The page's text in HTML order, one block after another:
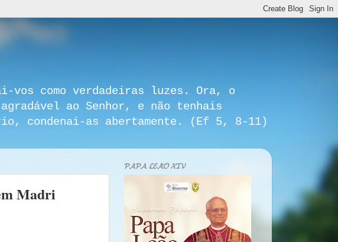
vos como verdadeiras luzes. Ora, o
ao Senhor, e não tenhais
condenai-as abertamente. (Ef 5, 8-11)
Madri
𝓟𝓐𝓟𝓐 𝓛𝓔𝓐̃𝓞 𝓧𝓘𝓥